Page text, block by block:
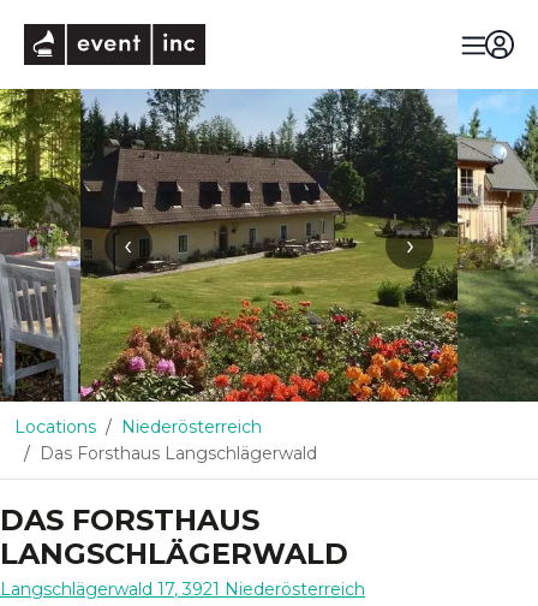
‹ ›
Locations
Niederösterreich
Das Forsthaus Langschlägerwald
DAS FORSTHAUS
LANGSCHLÄGERWALD
Langschlägerwald 17,3921 Niederösterreich